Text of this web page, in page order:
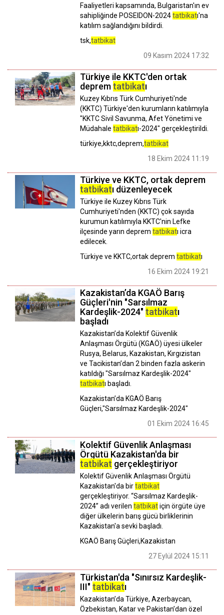
Faaliyetleri kapsamında, Bulgaristan'ın ev
sahipliğinde POSEIDON-2024tatbikatı'na
katılım sağlandığını bildirdi.
tsk,tatbikat
09 Kasım 2024 17:32
Türkiye ile KKTC'den ortak
depremtatbikatı
Kuzey Kıbrıs Türk Cumhuriyeti'nde
(KKTC) Türkiye'den kurumların katılımıyla
"KKTC Sivil Savunma, Afet Yönetimi ve
Müdahale tatbikatı-2024" gerçekleştirildi.
türkiye,kktc,deprem,tatbikat
18 Ekim 2024 11:19
Türkiye ve KKTC, ortak deprem
tatbikatı düzenleyecek
Türkiye ile Kuzey Kıbrıs Türk
Cumhuriyeti'nden (KKTC) çok sayıda
kurumun katılımıyla KKTC'nin Lefke
ilçesinde yarın deprem tatbikatı icra
edilecek.
Türkiye ve KKTC,ortak deprem tatbikatı
16 Ekim 2024 19:21
Kazakistan’da KGAÖ Barış
Güçleri'nin "Sarsılmaz
Kardeşlik-2024" tatbikatı
başladı
Kazakistan’da Kolektif Güvenlik
Anlaşması Örgütü (KGAÖ) üyesi ülkeler
Rusya, Belarus, Kazakistan, Kırgızistan
ve Tacikistan’dan 2 binden fazla askerin
katıldığı "Sarsılmaz Kardeşlik-2024"
tatbikatı başladı.
Kazakistan’da KGAÖ Barış
Güçleri,"Sarsılmaz Kardeşlik-2024"
01 Ekim 2024 16:45
Kolektif Güvenlik Anlaşması
Örgütü Kazakistan'da bir
tatbikat gerçekleştiriyor
Kolektif Güvenlik Anlaşması Örgütü
Kazakistan'da birtatbikat
gerçekleştiriyor. “Sarsılmaz Kardeşlik-
2024” adı verilen tatbikatiçin örgüte üye
diğer ülkelerin barış gücü birliklerinin
Kazakistan'a sevki başladı.
KGAÖ Barış Güçleri,Kazakistan
27 Eylül 2024 15:11
Türkistan'da "Sınırsız Kardeşlik-
III" tatbikatı
Kazakistan’da Türkiye, Azerbaycan,
Özbekistan, Katar ve Pakistan’dan özel